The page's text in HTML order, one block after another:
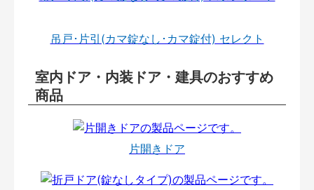
吊戸･片引(カマ錠なし･カマ錠付) セレクト
室内ドア・内装ドア・建具のおすすめ
商品
片開きドア